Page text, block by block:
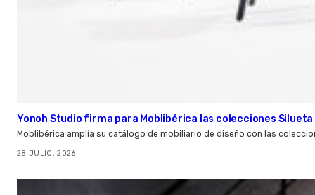
Yonoh Studio firma para Moblibérica las colecciones Silueta
Moblibérica amplía su catálogo de mobiliario de diseño con las
28 JULIO, 2026